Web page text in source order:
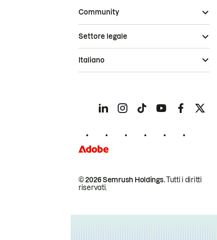
Community
© 2026 Semrush Holdings.Tutti i diritti
riservati.
Settore legale
Italiano